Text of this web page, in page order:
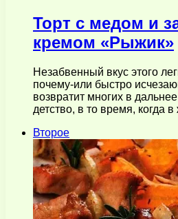
Торт с медом и
кремом «Рыжик»
Незабвенный вкус этого
почему-или быстро
возвратит многих в
детство, в то время, когда
Второе